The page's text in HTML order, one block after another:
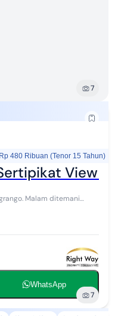
7
Rp 480 Ribuan (Tenor 15 Tahun)
View
ditemani
WhatsApp
7